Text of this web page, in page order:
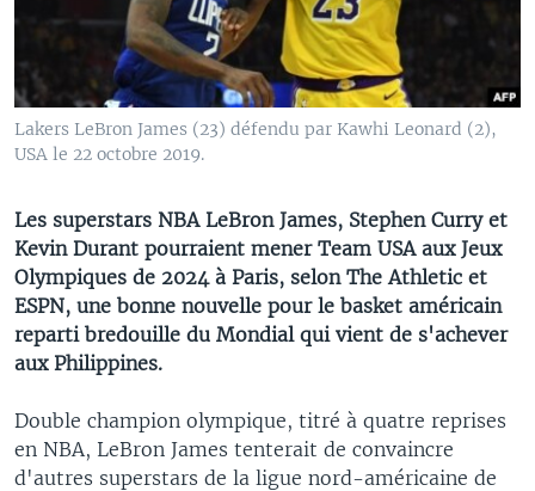
Lakers LeBron James (23) défendu par Kawhi Leonard (2),
USA le 22 octobre 2019.
Les superstars NBA LeBron James, Stephen Curry et
Kevin Durant pourraient mener Team USA aux Jeux
Olympiques de 2024 à Paris, selon The Athletic et
ESPN, une bonne nouvelle pour le basket américain
reparti bredouille du Mondial qui vient de s'achever
aux Philippines.
Double champion olympique, titré à quatre reprises
en NBA, LeBron James tenterait de convaincre
d'autres superstars de la ligue nord-américaine de